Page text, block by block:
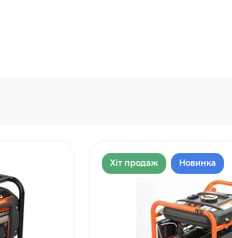
Хiт продаж Новинка